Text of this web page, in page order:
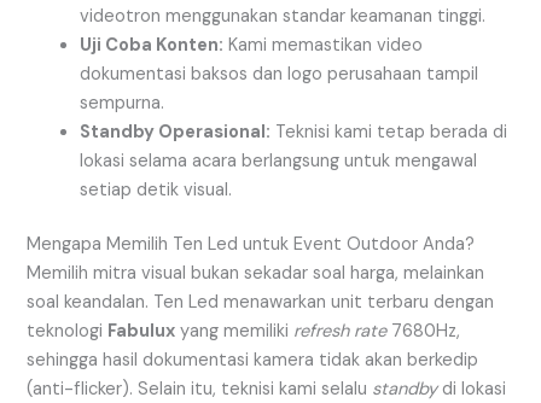
videotron menggunakan standar keamanan tinggi.
Uji Coba Konten: Kami memastikan video
dokumentasi baksos dan logo perusahaan tampil
sempurna.
Standby Operasional: Teknisi kami tetap berada di
lokasi selama acara berlangsung untuk mengawal
setiap detik visual.
Mengapa Memilih Ten Led untuk Event Outdoor Anda?
Memilih mitra visual bukan sekadar soal harga, melainkan
soal keandalan. Ten Led menawarkan unit terbaru dengan
teknologi Fabulux yang memiliki refresh rate7680Hz,
sehingga hasil dokumentasi kamera tidak akan berkedip
(anti-flicker). Selain itu, teknisi kami selalu standbydi lokasi